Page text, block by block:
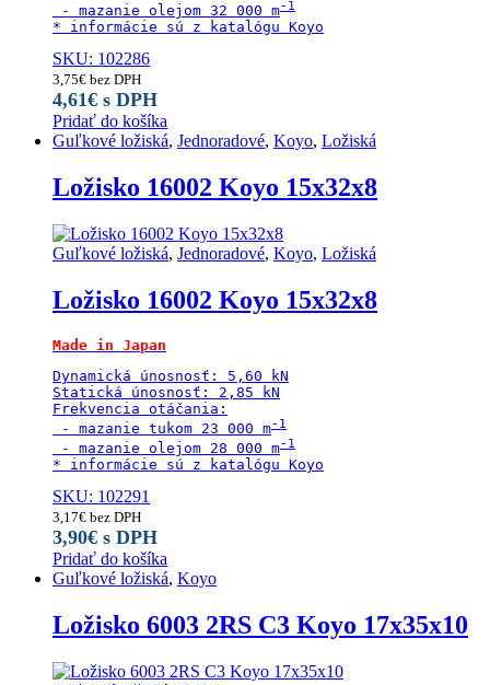
- mazanie olejom 32 000 m
* informácie sú z katalógu Koyo
SKU: 102286
3,75€ bez DPH
4,61€ s DPH
Pridať do košíka
Guľkové ložiská, Jednoradové, Koyo, Ložiská
Ložisko 16002 Koyo 15x32x8
Guľkové ložiská, Jednoradové, Koyo, Ložiská
Ložisko 16002 Koyo 15x32x8
Made in Japan
Dynamická únosnosť: 5,60 kN
Statická únosnosť: 2,85 kN
Frekvencia otáčania:
- mazanie tukom 23 000 m
- mazanie olejom 28 000 m
* informácie sú z katalógu Koyo
SKU: 102291
3,17€ bez DPH
3,90€ s DPH
Pridať do košíka
Guľkové ložiská, Koyo
Ložisko 6003 2RS C3 Koyo 17x35x10